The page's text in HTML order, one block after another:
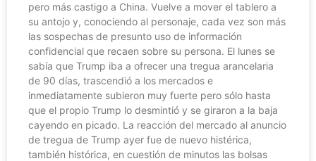
pero más castigo a China. Vuelve a mover el tablero a
su antojo y, conociendo al personaje, cada vez son más
las sospechas de presunto uso de información
confidencial que recaen sobre su persona. El lunes se
sabía que Trump iba a ofrecer una tregua arancelaria
de 90 días, trascendió a los mercados e
inmediatamente subieron muy fuerte pero sólo hasta
que el propio Trump lo desmintió y se giraron a la baja
cayendo en picado. La reacción del mercado al anuncio
de tregua de Trump ayer fue de nuevo histérica,
también histórica, en cuestión de minutos las bolsas